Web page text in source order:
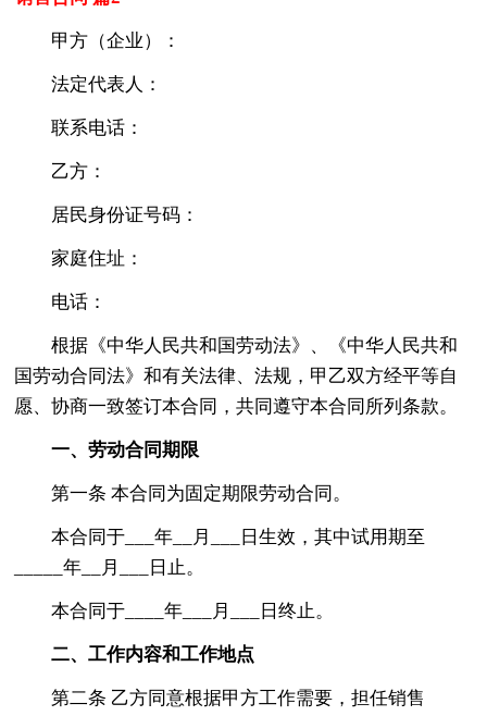
甲方（企业）：
法定代表人：
联系电话：
乙方：
居民身份证号码：
家庭住址：
电话：
根据《中华人民共和国劳动法》、《中华人民共和
国劳动合同法》和有关法律、法规，甲乙双方经平等自
愿、协商一致签订本合同，共同遵守本合同所列条款。
一、劳动合同期限
第一条 本合同为固定期限劳动合同。
本合同于___年__月___日生效，其中试用期至
_____年__月___日止。
本合同于____年___月___日终止。
二、工作内容和工作地点
第二条 乙方同意根据甲方工作需要，担任销售